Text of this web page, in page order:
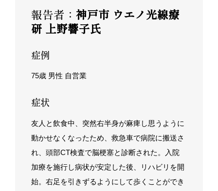
報告者：神戸市 ウエノ光線療
研 上野響子氏
症例
75歳 男性 自営業
症状
友人と飲食中、突然右半身が麻痺し思うように
動かせなくなったため、救急車で病院に搬送さ
れ、頭部CT検査で脳梗塞と診断された。入院
加療を施行し病状が安定した後、リハビリを開
始。右足を引きずるようにして歩くことができ